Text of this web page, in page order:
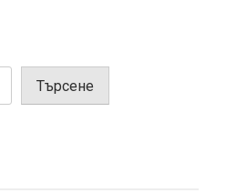
Търсене